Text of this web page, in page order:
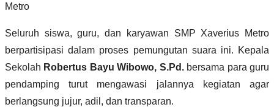
Seluruh siswa, guru, dan karyawan SMP Xaverius Metro
berpartisipasi dalam proses pemungutan suara ini. Kepala
Sekolah Robertus Bayu Wibowo, S.Pd.bersama para guru
pendamping turut mengawasi jalannya kegiatan agar
berlangsung jujur, adil, dan transparan.